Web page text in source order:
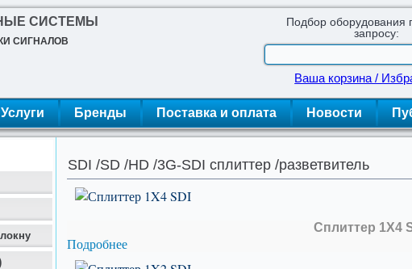
Подбор оборудования
запросу:
Ваша корзина /
СИСТЕМЫ
СИГНАЛОВ
Услуги Бренды Поставка и оплата Новости
SDI /SD /HD /3G-SDI сплиттер /разветвитель
Сплиттер 1X4
Подробнее